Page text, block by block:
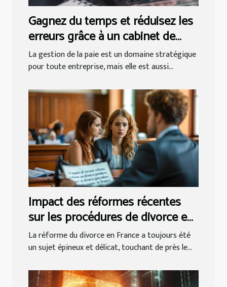
Gagnez du temps et réduisez les
erreurs grâce à un cabinet de
gestion de paie !
La gestion de la paie est un domaine stratégique
pour toute entreprise, mais elle est aussi...
Impact des réformes récentes
sur les procédures de divorce en
France
La réforme du divorce en France a toujours été
un sujet épineux et délicat, touchant de près le...